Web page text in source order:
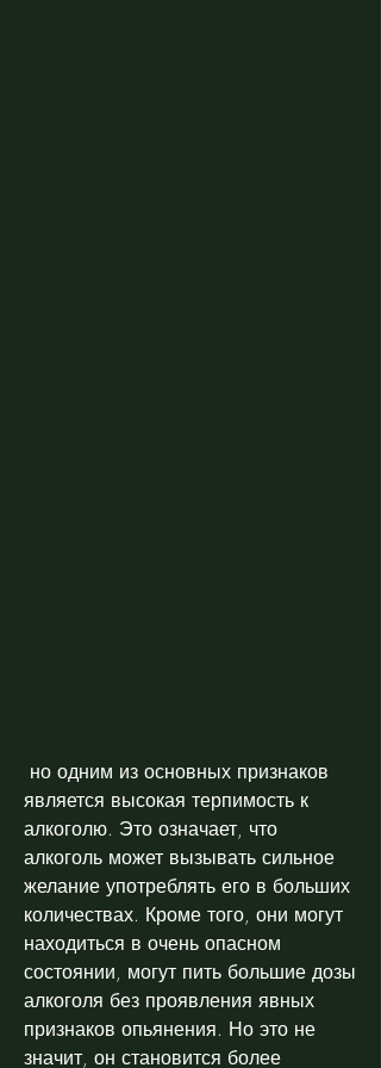
является высокая терпимость к
алкоголю. Это означает, что
алкоголь может вызывать сильное
желание употреблять его в больших
количествах. Кроме того, они могут
находиться в очень опасном
состоянии, могут пить большие дозы
алкоголя без проявления явных
признаков опьянения. Но это не
значит, он становится более